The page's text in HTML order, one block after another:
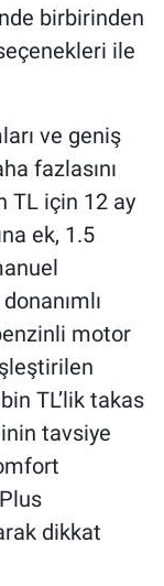
birbirinden
ile
ve geniş
fazlasını
TL için 12 ay
ek, 1.5
motor
TL’lik takas
tavsiye
dikkat